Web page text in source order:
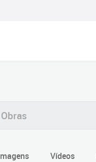
Vídeos